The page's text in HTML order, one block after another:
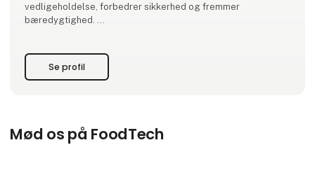
vedligeholdelse, forbedrer sikkerhed og fremmer
bæredygtighed.
samarbejdspartner, der lytter, rådgiver, opmåler og tilpasser
løsningerne til præcis
Se profil
Mød os på FoodTech